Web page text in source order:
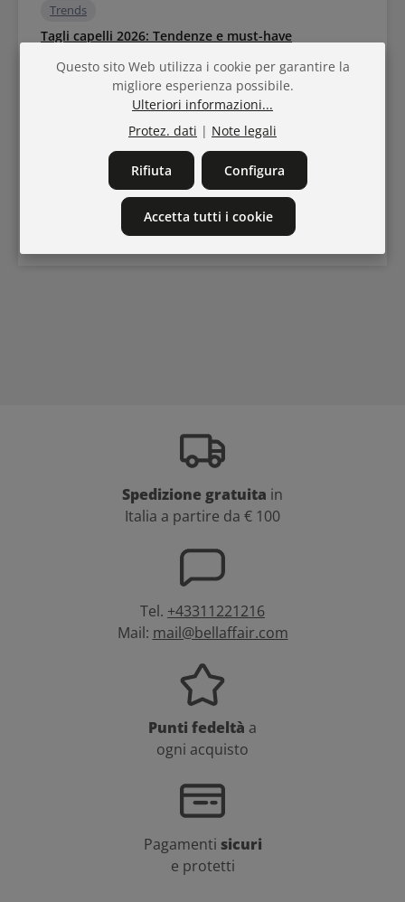
Trends
Tagli capelli 2026: Tendenze e must-have
Welche Frisuren für Damen jetzt angesagt sind &
welcher Haarschnitt wem passt - das ist der
ultimative Trendfrisuren Guide mit Frisurenbildern
Continua a leggere
Spedizione gratuita in
Italia a partire da € 100
Tel. +43311221216
Mail: mail@bellaffair.com
Punti fedeltà a
ogni acquisto
Pagamenti sicuri
e protetti
Questo sito Web utilizza i cookie per garantire la
migliore esperienza possibile.
Ulteriori informazioni...
Protez. dati | Note legali
Rifiuta Configura
Accetta tutti i cookie